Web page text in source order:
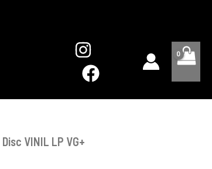
VINIL LP VG+
VINIL
LP
VG+